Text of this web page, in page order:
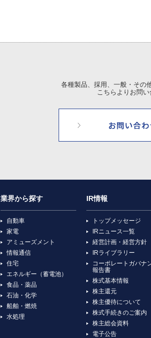
各種製品、採用、一般・その
こちらよりお問い
業界から探す
自動車
家電
アミューズメント
情報通信
住宅
エネルギー（蓄電池）
食品・薬品
石油・化学
船舶・燃焼
水処理
IR情報
トップメッセージ
IRニュース一覧
経営計画・経営方針
IRライブラリー
コーポレートガバナ
報告書
株式基本情報
株主還元
株主優待について
株式手続きのご案内
株主総会資料
電子公告